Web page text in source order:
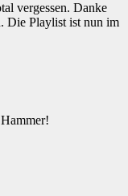
vergessen. Danke
Die Playlist ist nun im